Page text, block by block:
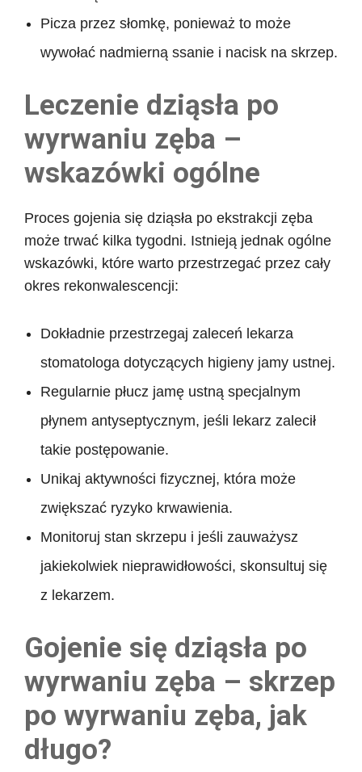
Picza przez słomkę, ponieważ to może
wywołać nadmierną ssanie i nacisk na skrzep.
Leczenie dziąsła po
wyrwaniu zęba –
wskazówki ogólne
Proces gojenia się dziąsła po ekstrakcji zęba
może trwać kilka tygodni. Istnieją jednak ogólne
wskazówki, które warto przestrzegać przez cały
okres rekonwalescencji:
Dokładnie przestrzegaj zaleceń lekarza
stomatologa dotyczących higieny jamy ustnej.
Regularnie płucz jamę ustną specjalnym
płynem antyseptycznym, jeśli lekarz zalecił
takie postępowanie.
Unikaj aktywności fizycznej, która może
zwiększać ryzyko krwawienia.
Monitoruj stan skrzepu i jeśli zauważysz
jakiekolwiek nieprawidłowości, skonsultuj się
z lekarzem.
Gojenie się dziąsła po
wyrwaniu zęba – skrzep
po wyrwaniu zęba, jak
długo?